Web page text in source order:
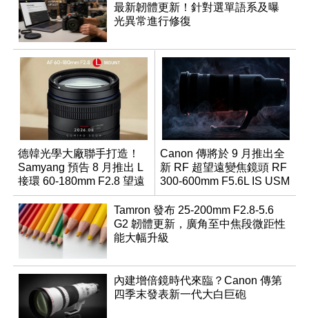
最新韌體更新！針對選單語系及曝
光異常進行修復
德韓光學大廠聯手打造！
Samyang 預告 8 月推出 L
接環 60-180mm F2.8 望遠
變焦鏡
Canon 傳將於 9 月推出全
新 RF 超望遠變焦鏡頭 RF
300-600mm F5.6L IS USM
Tamron 發布 25-200mm F2.8-5.6
G2 韌體更新，廣角至中焦段微距性
能大幅升級
內建增倍鏡時代來臨？Canon 傳第
四季末發表新一代大白巨砲